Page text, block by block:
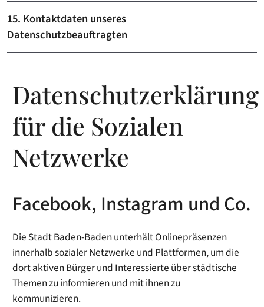
15. Kontaktdaten unseres
Datenschutzbeauftragten
Datenschutzerklärung
für die Sozialen
Netzwerke
Facebook, Instagram und Co.
Die Stadt Baden-Baden unterhält Onlinepräsenzen
innerhalb sozialer Netzwerke und Plattformen, um die
dort aktiven Bürger und Interessierte über städtische
Themen zu informieren und mit ihnen zu
kommunizieren.